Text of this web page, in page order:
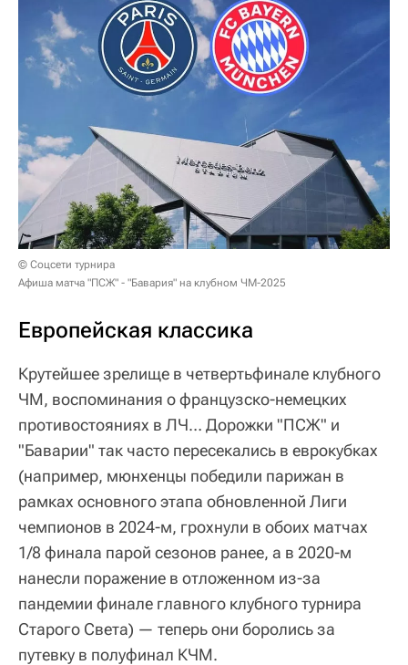
© Соцсети турнира
Афиша матча "ПСЖ" - "Бавария" на клубном ЧМ-2025
Европейская классика
Крутейшее зрелище в четвертьфинале клубного
ЧМ, воспоминания о французско-немецких
противостояниях в ЛЧ… Дорожки "ПСЖ" и
"Баварии" так часто пересекались в еврокубках
(например, мюнхенцы победили парижан в
рамках основного этапа обновленной Лиги
чемпионов в 2024-м, грохнули в обоих матчах
1/8 финала парой сезонов ранее, а в 2020-м
нанесли поражение в отложенном из-за
пандемии финале главного клубного турнира
Старого Света) — теперь они боролись за
путевку в полуфинал КЧМ.